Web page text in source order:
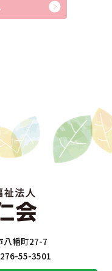
八幡町27-7
55-3501